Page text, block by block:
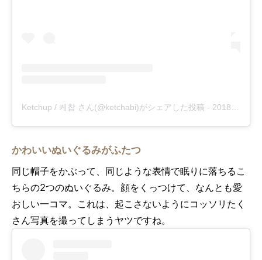
Ketchup / 케찹 さん(@ketchabi)がシェアした投稿 - 2018年 9月月13日午後4時59分PDT
かわいいぬいぐるみがふたつ
同じ帽子をかぶって、同じような表情で眠りに落ちるこ
ちらの2つのぬいぐるみ。顔をくっつけて、なんとも愛
おしい一コマ。これは、起こさないようにコッソリたく
さん写真を撮ってしまうヤツですね。